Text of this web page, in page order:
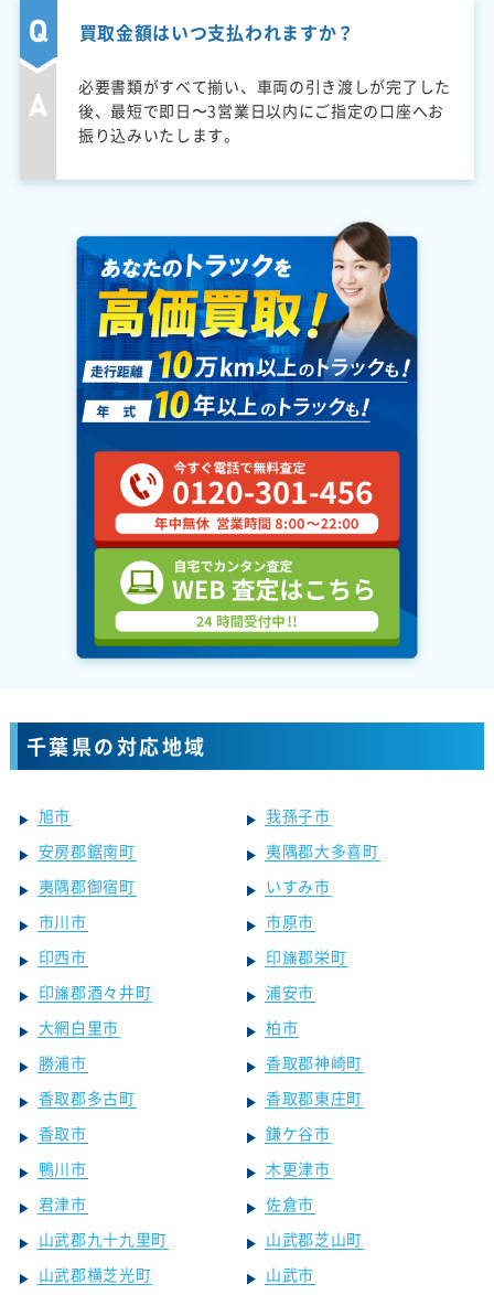
買取金額はいつ支払われますか？
必要書類がすべて揃い、車両の引き渡しが完了した
後、最短で即日〜3営業日以内にご指定の口座へお
振り込みいたします。
千葉県の対応地域
旭市
我孫子市
安房郡鋸南町
夷隅郡大多喜町
夷隅郡御宿町
いすみ市
市川市
市原市
印西市
印旛郡栄町
印旛郡酒々井町
浦安市
大網白里市
柏市
勝浦市
香取郡神崎町
香取郡多古町
香取郡東庄町
香取市
鎌ケ谷市
鴨川市
木更津市
君津市
佐倉市
山武郡九十九里町
山武郡芝山町
山武郡横芝光町
山武市